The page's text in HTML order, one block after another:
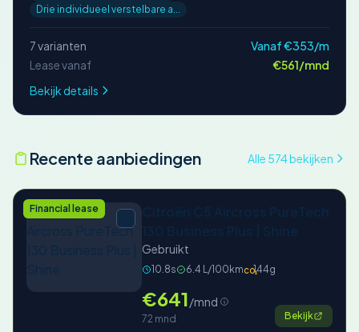
Drie individueel verstelbare a...
7 varianten
Vanaf €353/m
Lease vanaf
€561/mnd
Bekijk details
Recente aanbiedingen Alle 574 bekijken
Financial lease
Gebruikt
10.8s 6.4 L/100kmCO₂144g
€641/mnd
72 mnd Bekijk